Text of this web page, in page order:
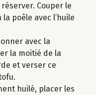
Couper le
poêle avec l’huile
avec la
la moitié de la
et verser ce
huilé, placer les